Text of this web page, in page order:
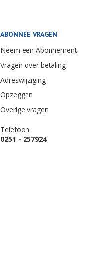
ABONNEE VRAGEN
Neem een Abonnement
Vragen over betaling
Adreswijziging
Opzeggen
Overige vragen
Telefoon:
0251 - 257924